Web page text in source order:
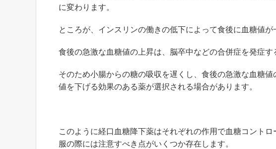
に変わります。
ところが、インスリンの働きの低下によって食後に血糖値が
食後の急激な血糖値の上昇は、脳卒中などの合併症を発症す
そのため小腸からの糖の吸収を遅くし、食後の急激な血糖
値を下げる効果のある薬が選択される場合があります。
このように経口血糖降下薬はそれぞれの作用で血糖コント
服の際には注意すべき点がいくつか存在します。